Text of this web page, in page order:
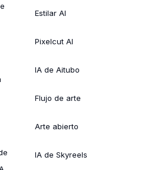
Estilar AI
Pixelcut AI
IA de Aitubo
Flujo de arte
Arte abierto
IA de Skyreels